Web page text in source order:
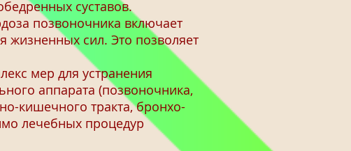
суставов.
позвоночника включает
сил. Это позволяет
мер для устранения
аппарата (позвоночника,
кишечного тракта, бронхо-
лечебных процедур